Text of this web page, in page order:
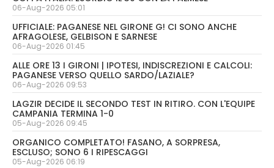
06-Aug-2026 05:01
UFFICIALE: PAGANESE NEL GIRONE G! CI SONO ANCHE
AFRAGOLESE, GELBISON E SARNESE
06-Aug-2026 01:45
ALLE ORE 13 I GIRONI | IPOTESI, INDISCREZIONI E CALCOLI:
PAGANESE VERSO QUELLO SARDO/LAZIALE?
06-Aug-2026 09:53
LAGZIR DECIDE IL SECONDO TEST IN RITIRO. CON L'EQUIPE
CAMPANIA TERMINA 1-0
05-Aug-2026 09:45
ORGANICO COMPLETATO! FASANO, A SORPRESA,
ESCLUSO; SONO 6 I RIPESCAGGI
05-Aug-2026 06:19